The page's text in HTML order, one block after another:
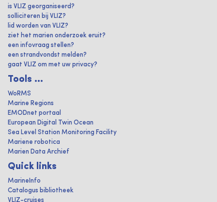
is VLIZ georganiseerd?
solliciteren bij VLIZ?
lid worden van VLIZ?
ziet het marien onderzoek eruit?
een infovraag stellen?
een strandvondst melden?
gaat VLIZ om met uw privacy?
Tools ...
WoRMS
Marine Regions
EMODnet portaal
European Digital Twin Ocean
Sea Level Station Monitoring Facility
Mariene robotica
Marien Data Archief
Quick links
MarineInfo
Catalogus bibliotheek
VLIZ-cruises